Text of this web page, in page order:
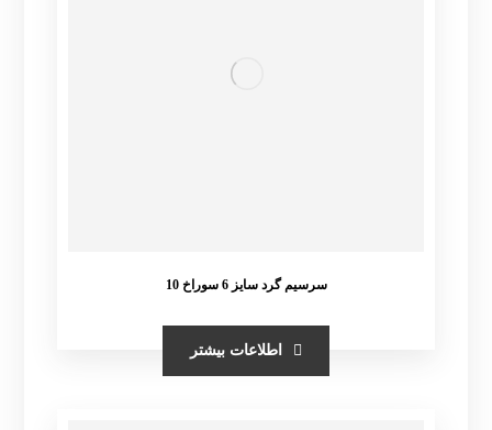
سرسیم گرد سایز 6 سوراخ 10
اطلاعات بیشتر